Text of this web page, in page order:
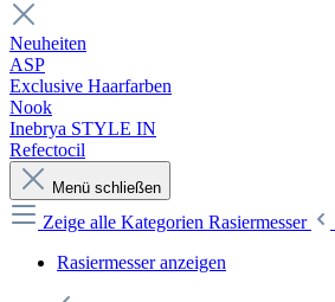
Neuheiten
ASP
Exclusive Haarfarben
Nook
Inebrya STYLE IN
Refectocil
Menü schließen
Zeige alle Kategorien Rasiermesser
Rasiermesser anzeigen